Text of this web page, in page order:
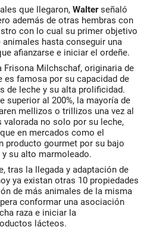
que llegaron, Walterseñaló
además de otras hembras con
con lo cual su primer objetivo
hasta conseguir una
afianzarse e iniciar el ordeñe.
Frisona Milchschaf, originaria de
es famosa por su capacidad de
de leche y su alta prolificidad.
superior al 200%, la mayoría de
mellizos o trillizos una vez al
valorada no solo por su leche,
en mercados como el
producto gourmet por su bajo
su alto marmoleado.
tras la llegada y adaptación de
ya existan otras 10 propiedades
de más animales de la misma
conformar una asociación
raza e iniciar la
lácteos.